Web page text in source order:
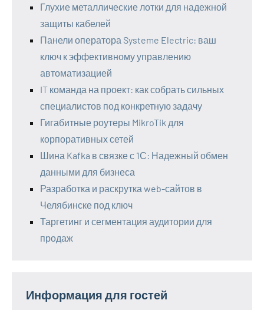
Глухие металлические лотки для надежной
защиты кабелей
Панели оператора Systeme Electric: ваш
ключ к эффективному управлению
автоматизацией
IT команда на проект: как собрать сильных
специалистов под конкретную задачу
Гигабитные роутеры MikroTik для
корпоративных сетей
Шина Kafka в связке с 1С: Надежный обмен
данными для бизнеса
Разработка и раскрутка web-сайтов в
Челябинске под ключ
Таргетинг и сегментация аудитории для
продаж
Информация для гостей